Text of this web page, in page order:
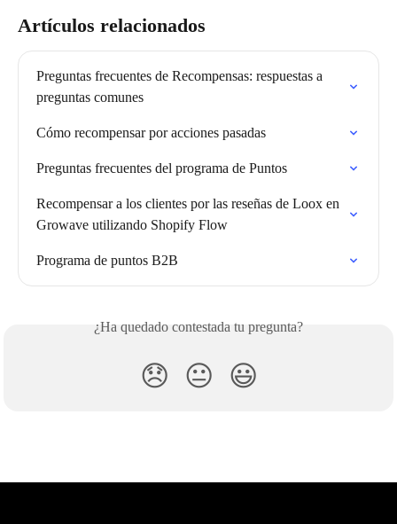
Artículos relacionados
Preguntas frecuentes de Recompensas: respuestas a
preguntas comunes
Cómo recompensar por acciones pasadas
Preguntas frecuentes del programa de Puntos
Recompensar a los clientes por las reseñas de Loox en
Growave utilizando Shopify Flow
Programa de puntos B2B
¿Ha quedado contestada tu pregunta?
😞 😐 😃